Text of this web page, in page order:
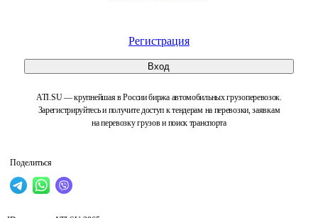
Регистрация
Вход
ATI.SU — крупнейшая в России биржа автомобильных грузоперевозок.
Зарегистрируйтесь и получите доступ к тендерам на перевозки, заявкам
на перевозку грузов и поиск транспорта
Поделиться